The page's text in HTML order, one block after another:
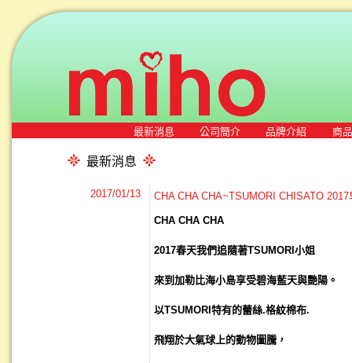
最新消息 公司簡介 品牌介紹 商
最新消息
2017/01/13 CHA CHA CHA~TSUMORI CHISATO
CHA CHA CHA
2017春天我們追隨著TSUMORI 小姐
來到加勒比海小島享受碧海藍天與艷陽。
以TSUMORI 特有的蕾絲.格紋棉布.
飛翔於大氣球上的動物圖騰，